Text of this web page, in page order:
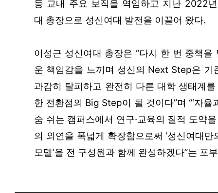
등 교내 주요 보직을 역임하고 지난 2022
대 총장으로 성신여대 발전을 이끌어 왔다.
이성근 성신여대 총장은 “다시 한 번 중책을
운 책임감을 느끼며 성신의 Next Step은 기
과감히 탈피하고 완전히 다른 대학 생태계
한 전환점의 Big Step이 될 것이다”며 “‘자율
숨 쉬는 캠퍼스에서 연구·교육의 질적 도약
의 외연을 폭넓게 확장함으로써 ‘성신여대
모델’을 전 구성원과 함께 완성하겠다”는 포